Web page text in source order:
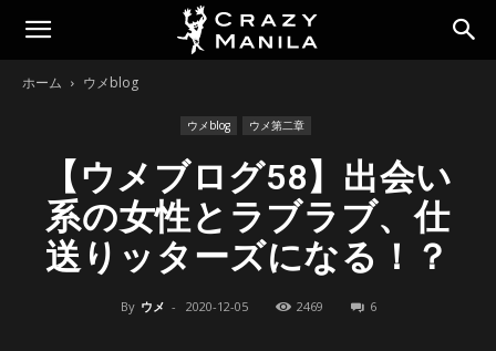
ホーム ウメblog
ウメblog ウメ第二章
【ウメブログ58】出会い
系の女性とラブラブ、仕
送りッターズになる！？
By ウメ - 2020-12-05 2469 6